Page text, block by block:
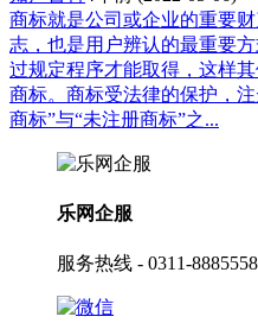
商标就是公司或企业的重要
志，也是用户辨认的最重要
过规定程序才能取得，这样
商标。商标受法律的保护，
商标”与“未注册商标”之...
乐网企服
服务热线 - 0311-